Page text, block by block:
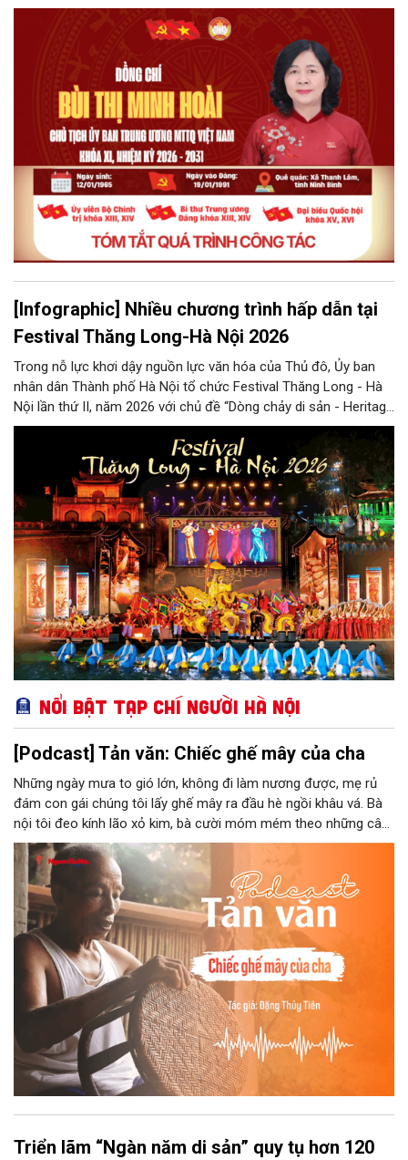
không chuyên trách Ủy ban Trung ương MTTQ Việt Nam khóa
XI. Trong đó, đồng chí Bùi Thị Minh Hoài - Ủy viên Bộ Chính trị,
Bí thư Trung ương Đảng, Chủ tịch Ủy ban Trung ương MTTQ
Việt Nam khóa X tiếp tục được tín nhiệm, hiệp thương cử giữ
chức Chủ tịch Ủy ban Trung ương MTTQ Việt Nam khóa XI,
nhiệm kỳ 2026 – 2031.
[Infographic] Nhiều chương trình hấp dẫn tại
Festival Thăng Long-Hà Nội 2026
Trong nỗ lực khơi dậy nguồn lực văn hóa của Thủ đô, Ủy ban
nhân dân Thành phố Hà Nội tổ chức Festival Thăng Long - Hà
Nội lần thứ II, năm 2026 với chủ đề “Dòng chảy di sản - Heritage
Flow", dự kiến diễn ra từ ngày 11-20/9/2026 tại nhiều không
gian văn hóa - di sản tiêu biểu của Thủ đô.
Nổi bật Tạp chí Người Hà Nội
[Podcast] Tản văn: Chiếc ghế mây của cha
Những ngày mưa to gió lớn, không đi làm nương được, mẹ rủ
đám con gái chúng tôi lấy ghế mây ra đầu hè ngồi khâu vá. Bà
nội tôi đeo kính lão xỏ kim, bà cười móm mém theo những câu
chuyện kể tếu táo của đám trẻ chúng tôi. Chiếc ghế mây phát
ra âm thanh kin kít chịu đựng sức nặng cơ thể con người theo
những điệu cười khúc khích.
Triển lãm “Ngàn năm di sản” quy tụ hơn 120